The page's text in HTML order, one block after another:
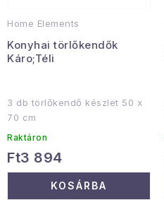
Home Elements
Konyhai törlőkendők
Káro;Téli
3 db törlőkendő készlet 50 x
70 cm
Raktáron
Ft3 894
KOSÁRBA